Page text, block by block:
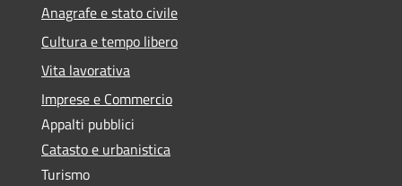
Anagrafe e stato civile
Cultura e tempo libero
Vita lavorativa
Imprese e Commercio
Appalti pubblici
Catasto e urbanistica
Turismo